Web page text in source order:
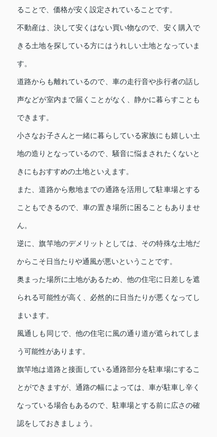
ることで、価格が安く設定されていることです。
不動産は、決して安くはない買い物なので、安く購入で
きる土地を探している方にはうれしい土地となっていま
す。
道路からも離れているので、車の走行音や歩行者の話し
声などが室内まで届くことがなく、静かに暮らすことも
できます。
小さなお子さんと一緒に暮らしている家族にも嬉しい土
地の造りとなっているので、騒音に悩まされたくないと
きにもおすすめの土地といえます。
また、道路から敷地までの通路を活用して駐車場とする
こともできるので、車の置き場所に困ることもありませ
ん。
逆に、旗竿地のデメリットとしては、その特殊な土地だ
からこそ日当たりや通風が悪いということです。
奥まった場所に土地があるため、他の住宅に日差しを遮
られる可能性が高く、必然的に日当たりが悪くなってし
まいます。
風通しも同じで、他の住宅に風の通り道が遮られてしま
う可能性があります。
旗竿地は道路と接面している通路部分を駐車場にするこ
とができますが、通路の幅によっては、車が駐車し辛く
なっている場合もあるので、駐車場とする前に広さの確
認をしておきましょう。